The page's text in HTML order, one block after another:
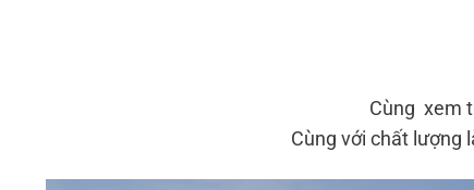
Cùng xem
Cùng với chất lượng